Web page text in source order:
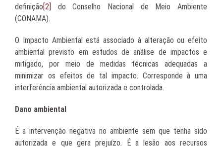
definição[2]
do Conselho Nacional de Meio Ambiente
(CONAMA).
O Impacto Ambiental está associado à alteração ou efeito
ambiental previsto em estudos de análise de impactos e
mitigado, por meio de medidas técnicas adequadas a
minimizar os efeitos de tal impacto. Corresponde à uma
interferência ambiental autorizada e controlada.
Dano ambiental
É a intervenção negativa no ambiente sem que tenha sido
autorizada e que gera prejuízo. É a lesão aos recursos